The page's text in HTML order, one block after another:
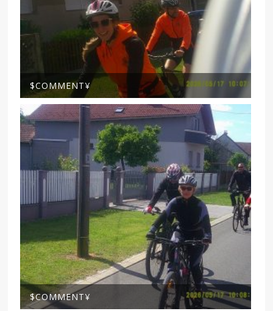
$COMMENT¥
$COMMENT¥